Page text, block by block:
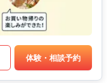
体験・相談予約